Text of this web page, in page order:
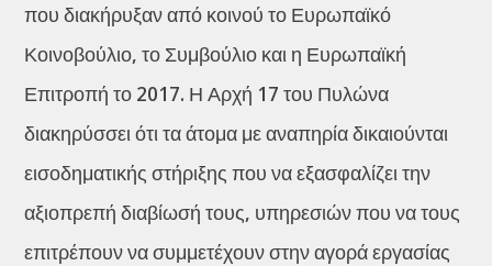
που διακήρυξαν από κοινού το Ευρωπαϊκό
Κοινοβούλιο, το Συμβούλιο και η Ευρωπαϊκή
Επιτροπή το 2017. Η Αρχή 17 του Πυλώνα
διακηρύσσει ότι τα άτομα με αναπηρία δικαιούνται
εισοδηματικής στήριξης που να εξασφαλίζει την
αξιοπρεπή διαβίωσή τους, υπηρεσιών που να τους
επιτρέπουν να συμμετέχουν στην αγορά εργασίας